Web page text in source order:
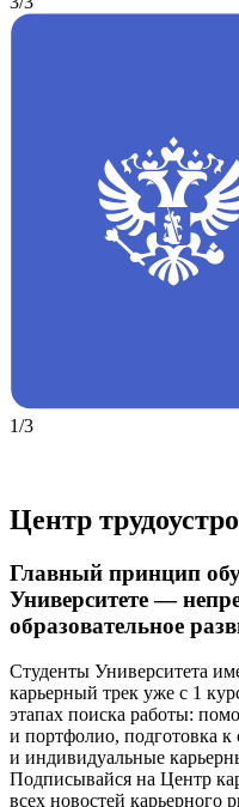
1/3
Центр
Главный принцип
Университете —
образовательное
Студенты Университета
карьерный трек уже с 1
этапах поиска работы:
и портфолио, подготовка к
и индивидуальные
Подписывайся на Центр
всех новостей карьерного